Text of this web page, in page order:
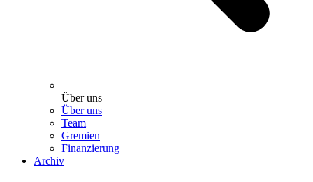
Über uns
Über uns
Team
Gremien
Finanzierung
Archiv